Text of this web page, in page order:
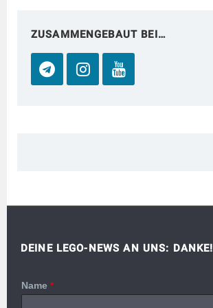
ZUSAMMENGEBAUT BEI…
DEINE LEGO-NEWS AN UNS: DANKE!
Name *